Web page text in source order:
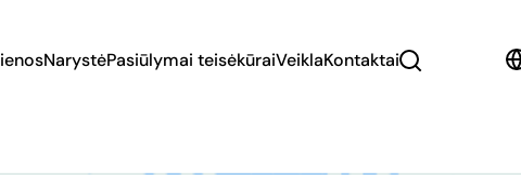
NarystėPasiūlymai teisėkūraiVeiklaKontaktai